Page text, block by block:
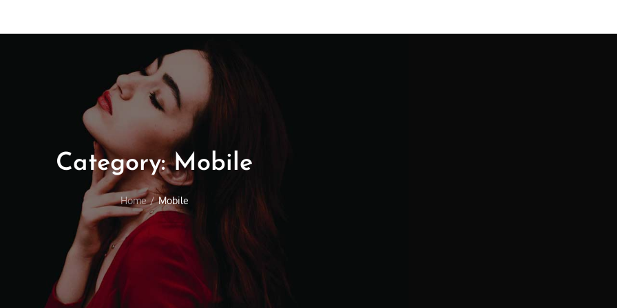
Category:Mobile
Home Mobile